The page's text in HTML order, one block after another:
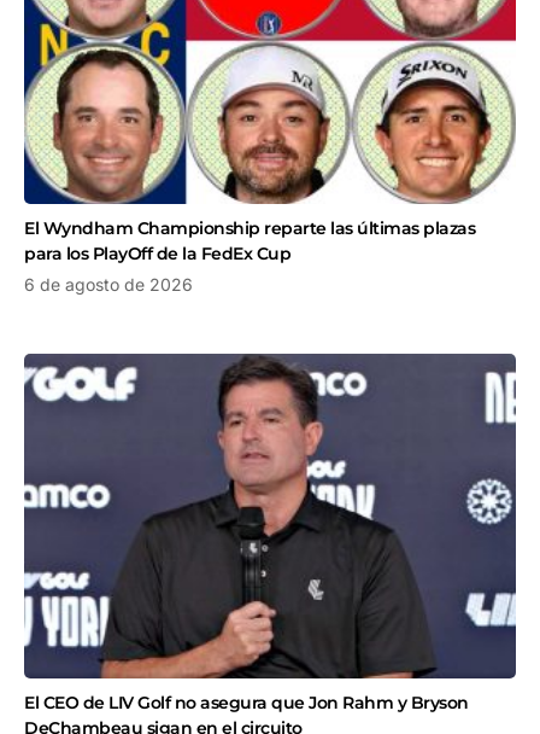
El Wyndham Championship reparte las últimas plazas
para los PlayOff de la FedEx Cup
6 de agosto de 2026
El CEO de LIV Golf no asegura que Jon Rahm y Bryson
DeChambeau sigan en el circuito